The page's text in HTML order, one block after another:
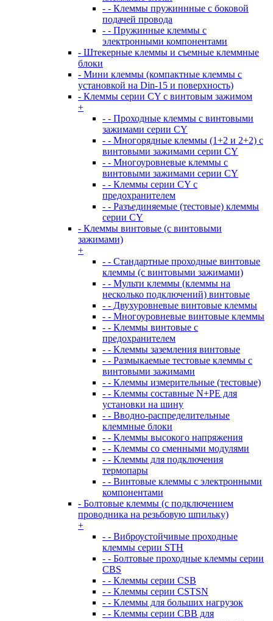
- - Клеммы пружиннные с боковой
подачей провода
- - Пружинные клеммы с
электронными компонентами
- Штекерные клеммы и съемные клеммные
блоки
- Мини клеммы (компактные клеммы с
установкой на Din-15 и поверхность)
- Клеммы серии CY с винтовым зажимом
+
- - Проходные клеммы с винтовыми
зажимами серии CY
- - Многорядные клеммы (1+2 и 2+2) с
винтовыми зажимами серии CY
- - Многоуровневые клеммы с
винтовыми зажимами серии CY
- - Клеммы серии CY с
предохранителем
- - Разъединяемые (тестовые) клеммы
серии CY
- Клеммы винтовые (с винтовыми
зажимами)
+
- - Стандартные проходные винтовые
клеммы (с винтовыми зажимами)
- - Мульти клеммы (клеммы на
несколько подключений) винтовые
- - Двухуровневые винтовые клеммы
- - Многоуровневые винтовые клеммы
- - Клеммы винтовые с
предохранителем
- - Клеммы заземления винтовые
- - Размыкаемые тестовые клеммы с
винтовыми зажимами
- - Клеммы измерительные (тестовые)
- - Клеммы составные N+PE для
установки на шину
- - Вводно-распределительные
клеммные блоки
- - Клеммы высокого напряжения
- - Клеммы со сменными модулями
- - Клеммы для подключения
термопары
- - Винтовые клеммы с электронными
компонентами
- Болтовые клеммы (с подключением
проводника на резьбовую шпильку)
+
- - Виброустойчивые проходные
клеммы серии STH
- - Болтовые проходные клеммы серии
CBS
- - Клеммы серии CSB
- - Клеммы серии CSTSN
- - Клеммы для больших нагрузок
- - Клеммы серии CBB для